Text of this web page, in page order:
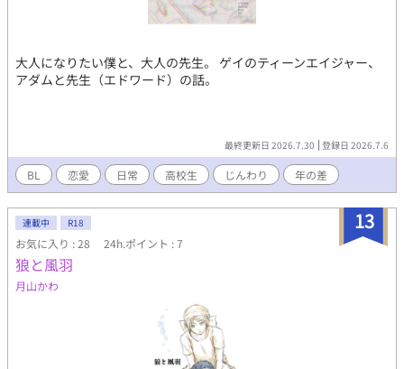
大人になりたい僕と、大人の先生。 ゲイのティーンエイジャー、
アダムと先生（エドワード）の話。
最終更新日 2026.7.30 登録日 2026.7.6
BL 恋愛 日常 高校生 じんわり 年の差
13
連載中 R18
お気に入り : 28 24h.ポイント : 7
狼と風羽
月山かわ